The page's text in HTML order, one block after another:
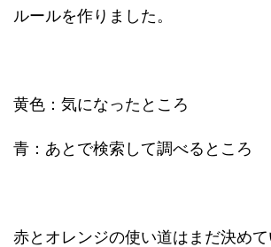
ルールを作りました。
黄色：気になったところ
青：あとで検索して調べるところ
赤とオレンジの使い道はまだ決め